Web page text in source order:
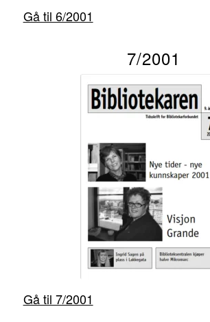
Gå til 6/2001
7/2001
Gå til 7/2001